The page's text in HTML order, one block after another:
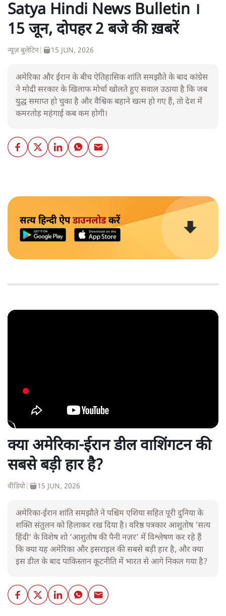
Satya Hindi News Bulletin ।
15 जून, दोपहर 2 बजे की ख़बरें
न्यूज़ बुलेटिन 15 JUN, 2026
अमेरिका और ईरान के बीच ऐतिहासिक शांति समझौते के बाद कांग्रेस
ने मोदी सरकार के खिलाफ मोर्चा खोलते हुए सवाल उठाया है कि जब
युद्ध समाप्त हो चुका है और वैश्विक बहाने खत्म हो गए हैं, तो देश में
कमरतोड़ महंगाई कब कम होगी।
सत्य हिन्दी ऐपडाउनलोडकरें
क्या अमेरिका-ईरान डील वाशिंगटन की
सबसे बड़ी हार है?
वीडियो 15 JUN, 2026
अमेरिका-ईरान शांति समझौते ने पश्चिम एशिया सहित पूरी दुनिया के
शक्ति संतुलन को हिलाकर रख दिया है। वरिष्ठ पत्रकार आशुतोष 'सत्य
हिंदी' के विशेष शो ‘आशुतोष की पैनी नज़र’ में विश्लेषण कर रहे हैं
कि क्या यह अमेरिका और इसराइल की सबसे बड़ी हार है, और क्या
इस डील के बाद पाकिस्तान कूटनीति में भारत से आगे निकल गया है?